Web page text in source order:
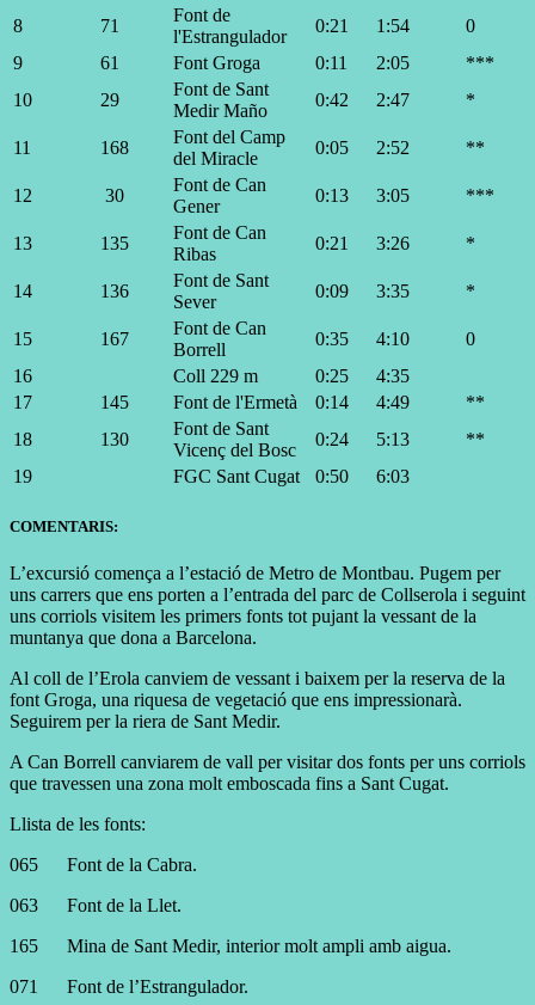
8 71
Font de
l'Estrangulador
0:21 1:54
0
9
61 Font Groga 0:11 2:05
***
10
29
Font de Sant
Medir Maño
0:42 2:47 *
11 168
Font del Camp
del Miracle
0:05 2:52 **
12 30
Font de Can
Gener
0:13 3:05 ***
13 135
Font de Can
Ribas
0:21 3:26 *
14 136
Font de Sant
Sever
0:09 3:35 *
15 167
Font de Can
Borrell
0:35 4:10
0
16
Coll 229 m 0:25
4:35
17
145 Font de l'Ermetà 0:14 4:49
**
18
130
Font de Sant
Vicenç del Bosc
0:24 5:13
**
19
FGC Sant Cugat 0:50 6:03
COMENTARIS:
L’excursió comença a l’estació de Metro de Montbau. Pugem per
uns carrers que ens porten a l’entrada del parc de Collserola i seguint
uns corriols visitem les primers fonts tot pujant la vessant de la
muntanya que dona a Barcelona.
Al coll de l’Erola canviem de vessant i baixem per la reserva de la
font Groga, una riquesa de vegetació que ens impressionarà.
Seguirem per la riera de Sant Medir.
A Can Borrell canviarem de vall per visitar dos fonts per uns corriols
que travessen una zona molt emboscada fins a Sant Cugat.
Llista de les fonts:
065
Font de la Cabra.
063
Font de la Llet.
165
Mina de Sant Medir, interior molt ampli amb aigua.
071
Font de l’Estrangulador.